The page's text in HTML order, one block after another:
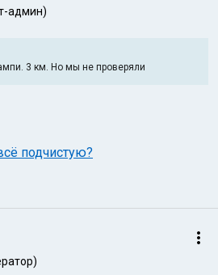
админ)
3 км. Но мы не проверяли
подчистую?